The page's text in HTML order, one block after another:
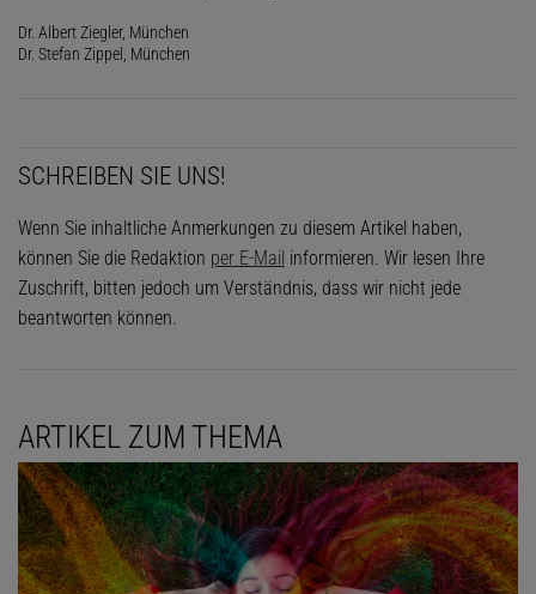
Dr. Albert Ziegler, München
Dr. Stefan Zippel, München
SCHREIBEN SIE UNS!
Wenn Sie inhaltliche Anmerkungen zu diesem Artikel haben,
können Sie die Redaktion per E-Mail informieren. Wir lesen Ihre
Zuschrift, bitten jedoch um Verständnis, dass wir nicht jede
beantworten können.
ARTIKEL ZUM THEMA